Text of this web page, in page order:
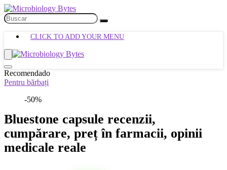
CLICK TO ADD YOUR MENU
Recomendado
Pentru bărbați
-50%
Bluestone capsule recenzii,
cumpărare, preț în farmacii, opinii
medicale reale